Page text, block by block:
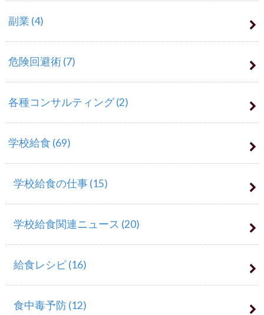
副業 (4)
危険回避術(7)
各種コンサルティング(2)
学校給食 (69)
学校給食の仕事(15)
学校給食関連ニュース (20)
給食レシピ(16)
食中毒予防(12)